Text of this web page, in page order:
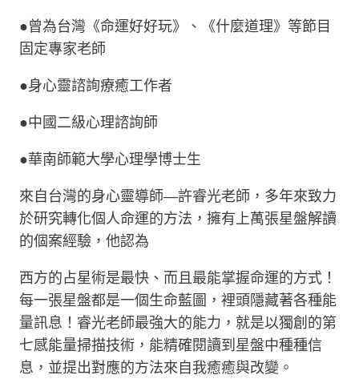
●曾為台灣《命運好好玩》、《什麼道理》等節目
固定專家老師
●身心靈諮詢療癒工作者
●中國二級心理諮詢師
●華南師範大學心理學博士生
來自台灣的身心靈導師—許睿光老師，多年來致力
於研究轉化個人命運的方法，擁有上萬張星盤解讀
的個案經驗，他認為
西方的占星術是最快、而且最能掌握命運的方式！
每一張星盤都是一個生命藍圖，裡頭隱藏著各種能
量訊息！睿光老師最強大的能力，就是以獨創的第
七感能量掃描技術，能精確閱讀到星盤中種種信
息，並提出對應的方法來自我癒癒與改變。